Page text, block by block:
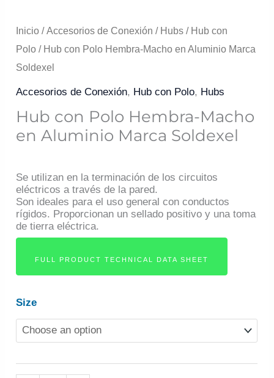
Inicio /Accesorios de Conexión / Hubs / Hub con
Polo / Hub con Polo Hembra-Macho en Aluminio Marca
Soldexel
Accesorios de Conexión, Hub con Polo, Hubs
Hub con Polo Hembra-Macho
en Aluminio Marca Soldexel
Se utilizan en la terminación de los circuitos
eléctricos a través de la pared.
Son ideales para el uso general con conductos
rígidos. Proporcionan un sellado positivo y una toma
de tierra eléctrica.
FULL PRODUCT TECHNICAL DATA SHEET
Size
Hembra-
Macho
en
Soldexel
cantidad